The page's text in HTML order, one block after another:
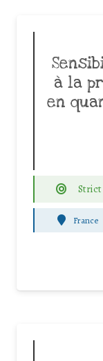
à la
en
Strict
France